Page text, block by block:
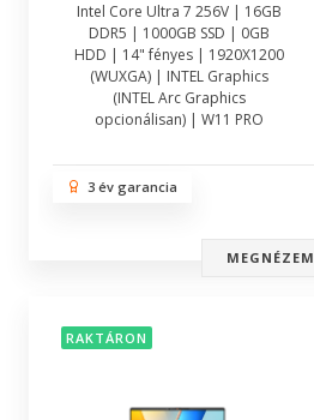
Intel Core Ultra 7 256V | 16GB
DDR5 | 1000GB SSD | 0GB
HDD | 14" fényes | 1920X1200
(WUXGA) | INTEL Graphics
(INTEL Arc Graphics
opcionálisan) | W11 PRO
3 év garancia
MEGNÉZEM
RAKTÁRON